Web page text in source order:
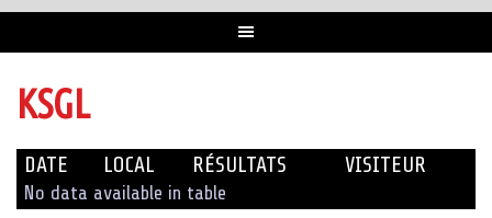
KSGL
DATE LOCAL RÉSULTATS VISITEUR
No data available in table